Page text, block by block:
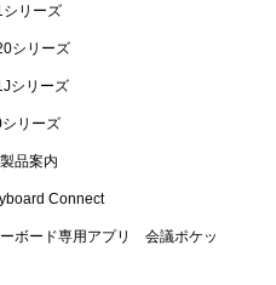
リーズ
シリーズ
シリーズ
リーズ
品案内
Connect
ボード専用アプリ 会議ポケッ